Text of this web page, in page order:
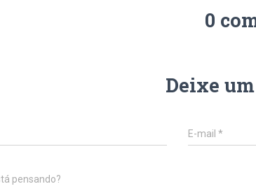
0
Deixe
E-mail*
pensando?